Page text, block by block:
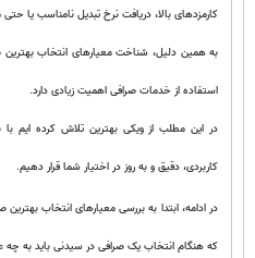
کارمزدهای بالا، دریافت نرخ تبدیل نامناسب یا
به همین دلیل، شناخت معیارهای انتخاب
استفاده از خدمات صرافی اهمیت زیادی دارد.
در این مطلب از ویکی بهترین تلاش کرده ایم با
کاربردی، دقیق و به روز در اختیار شما قرار دهیم.
در ادامه، ابتدا به بررسی معیارهای انتخاب
که هنگام انتخاب یک صرافی در سیدنی باید به چه